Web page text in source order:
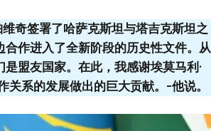
奇签署了哈萨克斯坦与塔吉克斯坦之
作进入了全新阶段的历史性文件。从
盟友国家。在此，我感谢埃莫马利·
关系的发展做出的巨大贡献。-他说。